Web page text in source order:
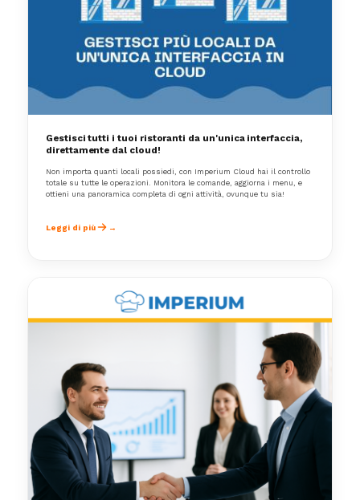
Gestisci tutti i tuoi ristoranti da un'unica interfaccia,
direttamente dal cloud!
Non importa quanti locali possiedi, con Imperium Cloud hai il controllo
totale su tutte le operazioni. Monitora le comande, aggiorna i menu, e
ottieni una panoramica completa di ogni attività, ovunque tu sia!
Leggi di più